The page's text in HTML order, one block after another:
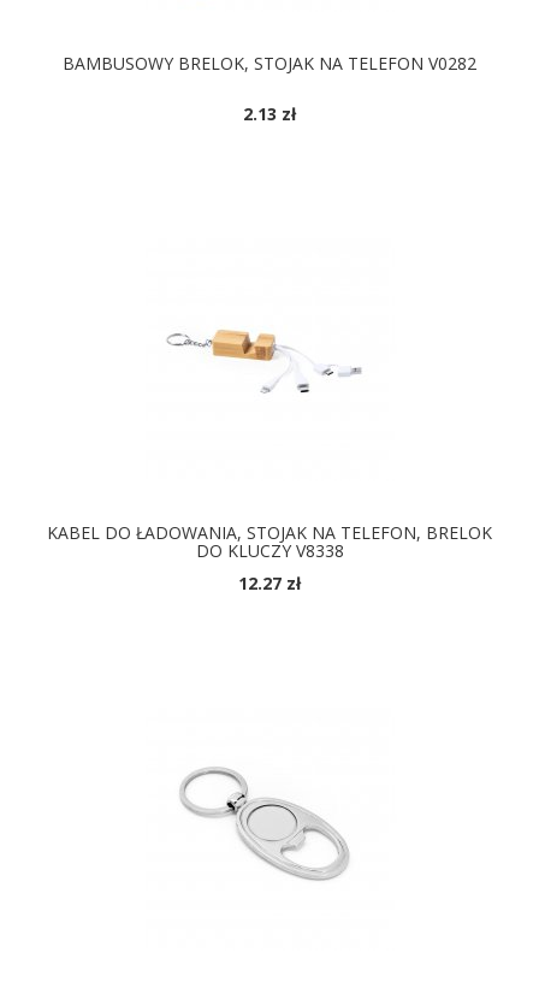
BAMBUSOWY BRELOK, STOJAK NA TELEFON V0282
2.13 zł
KABEL DO ŁADOWANIA, STOJAK NA TELEFON, BRELOK
DO KLUCZY V8338
12.27 zł